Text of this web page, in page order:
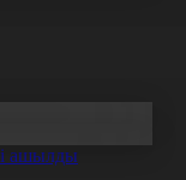
ашылды